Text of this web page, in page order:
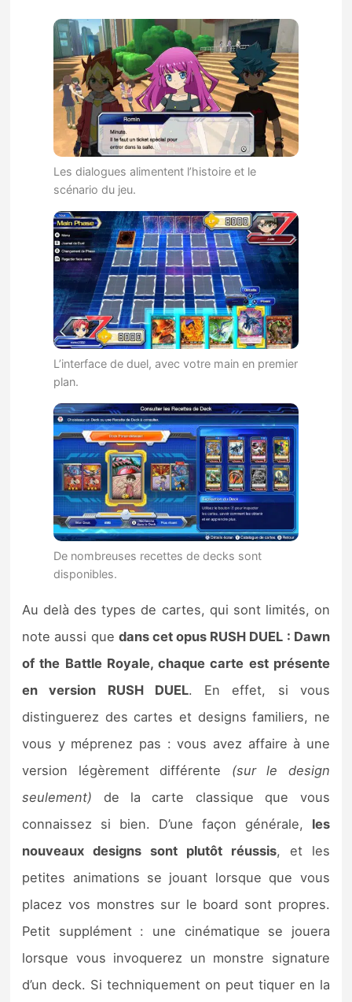
Les dialogues alimentent l’histoire et le
scénario du jeu.
L’interface de duel, avec votre main en premier
plan.
De nombreuses recettes de decks sont
disponibles.
Au delà des types de cartes, qui sont limités, on
note aussi que dans cet opus RUSH DUEL : Dawn
of the Battle Royale, chaque carte est présente
en version RUSH DUEL. En effet, si vous
distinguerez des cartes et designs familiers, ne
vous y méprenez pas : vous avez affaire à une
version légèrement différente (sur le design
seulement) de la carte classique que vous
connaissez si bien. D’une façon générale, les
nouveaux designs sont plutôt réussis, et les
petites animations se jouant lorsque que vous
placez vos monstres sur le board sont propres.
Petit supplément : une cinématique se jouera
lorsque vous invoquerez un monstre signature
d’un deck. Si techniquement on peut tiquer en la